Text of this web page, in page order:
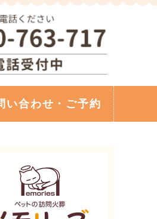
モリーズ 北九州｜
い合わせ・ご予約